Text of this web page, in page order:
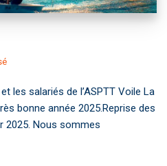
les salariés de l’ASPTT Voile La
bonne année 2025.Reprise des
2025. Nous sommes